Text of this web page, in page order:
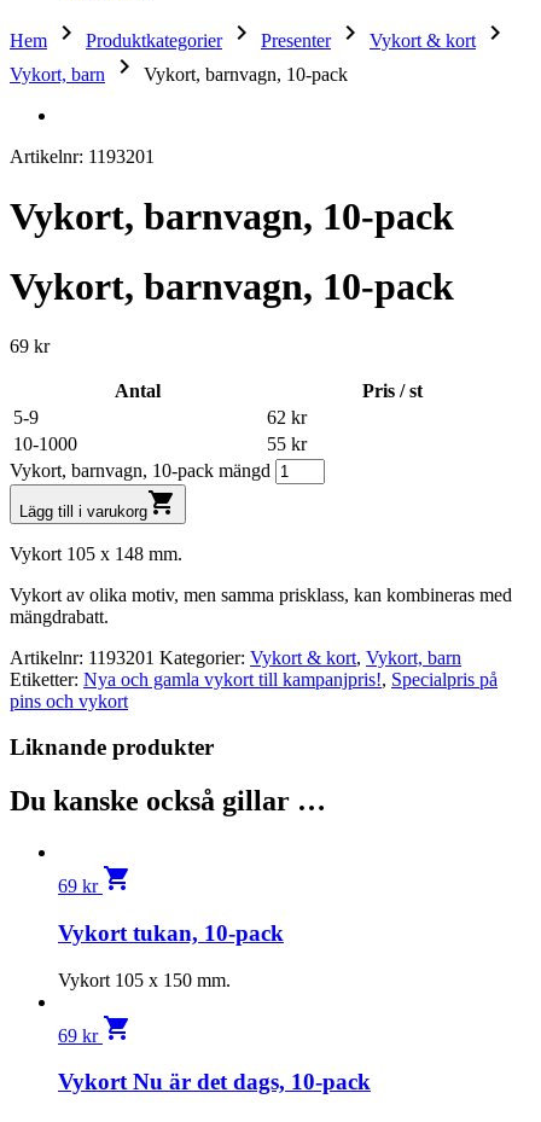
Hem keyboard_arrow_right Produktkategorier keyboard_arrow_right Presenter keyboard_arrow_right Vykort & kort keyboard_arrow_right
Vykort, barn keyboard_arrow_right Vykort, barnvagn, 10-pack
Artikelnr: 1193201
Vykort, barnvagn, 10-pack
Vykort, barnvagn, 10-pack
69 kr
Antal
Pris / st
5-9
62 kr
10-1000
55 kr
Vykort, barnvagn, 10-pack mängd
Lägg till i varukorgshopping_cart
Vykort 105 x 148 mm.
Vykort av olika motiv, men samma prisklass, kan kombineras med
mängdrabatt.
Artikelnr: 1193201 Kategorier: Vykort & kort, Vykort, barn
Etiketter: Nya och gamla vykort till kampanjpris!, Specialpris på
pins och vykort
Liknande produkter
Du kanske också gillar …
69 kr shopping_cart
Vykort tukan, 10-pack
Vykort 105 x 150 mm.
69 kr shopping_cart
Vykort Nu är det dags, 10-pack